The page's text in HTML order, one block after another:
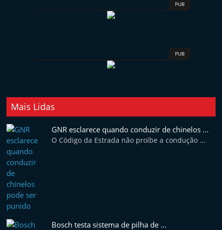
PUB
PUB
Mais Lidas
GNR esclarece quando conduzir de chinelos ...
O Código da Estrada não proíbe a condução ...
Bosch testa sistema de pilha de ...